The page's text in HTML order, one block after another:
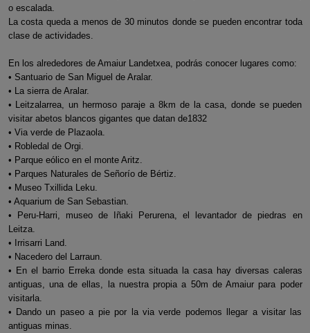
o escalada.
La costa queda a menos de 30 minutos donde se pueden encontrar toda
clase de actividades.
En los alrededores de Amaiur Landetxea, podrás conocer lugares como:
• Santuario de San Miguel de Aralar.
• La sierra de Aralar.
• Leitzalarrea, un hermoso paraje a 8km de la casa, donde se pueden
visitar abetos blancos gigantes que datan de1832
• Via verde de Plazaola.
• Robledal de Orgi.
• Parque eólico en el monte Aritz.
• Parques Naturales de Señorío de Bértiz.
• Museo Txillida Leku.
• Aquarium de San Sebastian.
• Peru-Harri, museo de Iñaki Perurena, el levantador de piedras en
Leitza.
• Irrisarri Land.
• Nacedero del Larraun.
• En el barrio Erreka donde esta situada la casa hay diversas caleras
antiguas, una de ellas, la nuestra propia a 50m de Amaiur para poder
visitarla.
• Dando un paseo a pie por la via verde podemos llegar a visitar las
antiguas minas.